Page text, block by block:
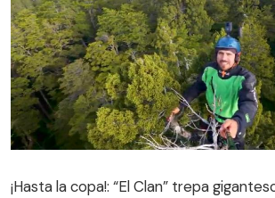
¡Hasta la copa!: “El Clan” trepa